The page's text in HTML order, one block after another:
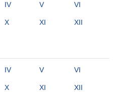
IV V VI
X XI XII
IV V VI
X XI XII